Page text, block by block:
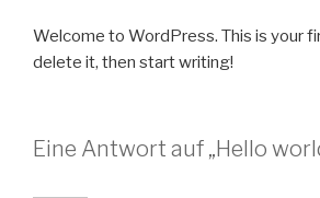
Welcome to WordPress. This is your
delete it, then start writing!
Eine Antwort auf „Hello